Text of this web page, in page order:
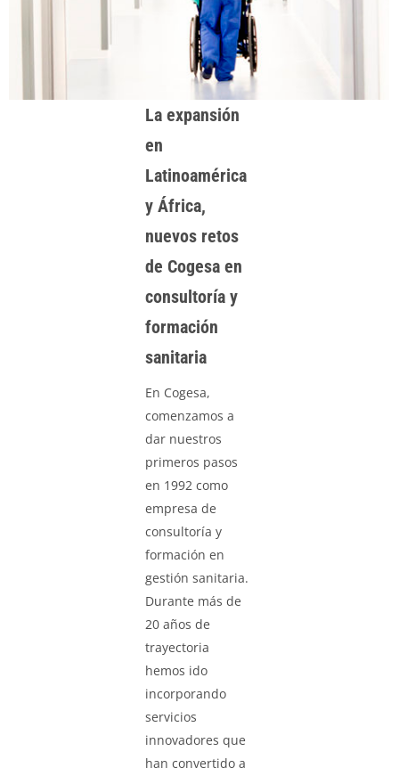
La expansión
en
Latinoamérica
y África,
nuevos retos
de Cogesa en
consultoría y
formación
sanitaria
En Cogesa,
comenzamos a
dar nuestros
primeros pasos
en 1992 como
empresa de
consultoría y
formación en
gestión sanitaria.
Durante más de
20 años de
trayectoria
hemos ido
incorporando
servicios
innovadores que
han convertido a